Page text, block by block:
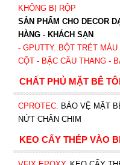
KHÔNG BỊ RỘP
SẢN PHẨM CHO DECOR
HÀNG - KHÁCH SẠN
- GPUTTY. BỘT TRÉT
CỘT - BẬC CẦU THANG -
CHẤT PHỦ MẶT BÊ
CPROTEC. BẢO VỆ MẶT
NỨT CHÂN CHIM
KEO CẤY THÉP VÀO